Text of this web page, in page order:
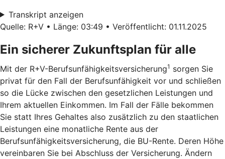
Transkript anzeigen
Quelle: R+V • Länge: 03:49 • Veröffentlicht: 01.11.2025
Ein sicherer Zukunftsplan für alle
Mit der R+V-Berufsunfähigkeitsversicherung1 sorgen Sie
privat für den Fall der Berufsunfähigkeit vor und schließen
so die Lücke zwischen den gesetzlichen Leistungen und
Ihrem aktuellen Einkommen. Im Fall der Fälle bekommen
Sie statt Ihres Gehaltes also zusätzlich zu den staatlichen
Leistungen eine monatliche Rente aus der
Berufsunfähigkeitsversicherung, die BU-Rente. Deren Höhe
vereinbaren Sie bei Abschluss der Versicherung. Ändern